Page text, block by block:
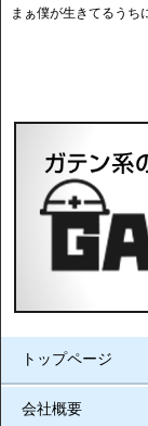
まぁ僕が生きてるうち
トップページ
会社概要